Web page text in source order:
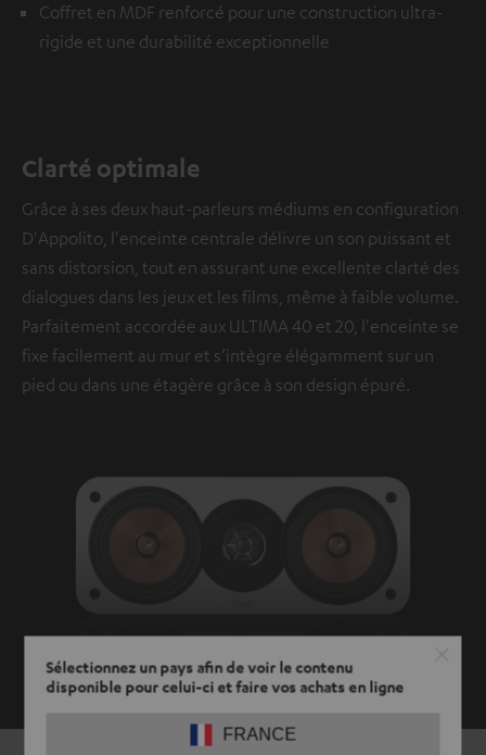
Sélectionnez un pays afin de voir le contenu
disponible pour celui-ci et faire vos achats en ligne
FRANCE
Coffret en MDF renforcé pour une construction ultra-
rigide et une durabilité exceptionnelle
Clarté optimale
Grâce à ses deux haut-parleurs médiums en configuration
D'Appolito, l'enceinte centrale délivre un son puissant et
sans distorsion, tout en assurant une excellente clarté des
dialogues dans les jeux et les films, même à faible volume.
Parfaitement accordée aux ULTIMA 40 et 20, l'enceinte se
fixe facilement au mur et s’intègre élégamment sur un
pied ou dans une étagère grâce à son design épuré.
DÉCOUVRIR DAVANTAGE